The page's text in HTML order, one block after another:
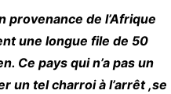
provenance de l’Afrique
une longue file de 50
Ce pays qui n’a pas un
un tel charroi à l’arrêt ,se